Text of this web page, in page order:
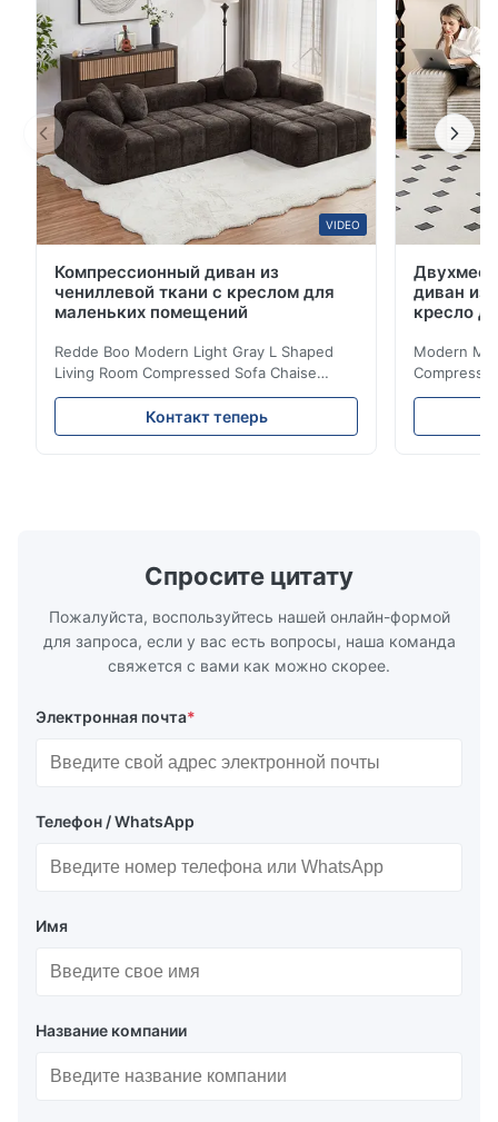
защиты от пятен и скатывания, повседневные пят...
VIDEO
Компрессионный диван из
чениллевой ткани с креслом для
маленьких помещений
Redde Boo Modern Light Gray L Shaped
Living Room Compressed Sofa Chaise
Lounge Product Overview High resilience
soft sectional sofa designed for small
spaces, featuring a contemporary light gray
Контакт теперь
диван из
кресло
Modern
Room
Спросите цитату
Пожалуйста, воспользуйтесь нашей онлайн-формой
для запроса, если у вас есть вопросы, наша команда
свяжется с вами как можно скорее.
Электронная почта*
Телефон / WhatsApp
Имя
Название компании